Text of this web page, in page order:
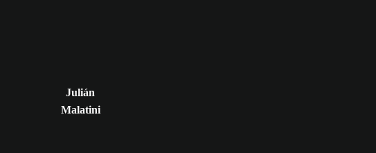
Julián
Malatini